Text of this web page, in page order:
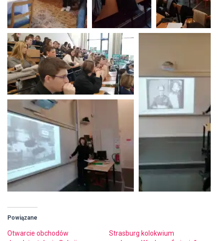
Powiązane
Otwarcie obchodów
Strasburg kolokwium